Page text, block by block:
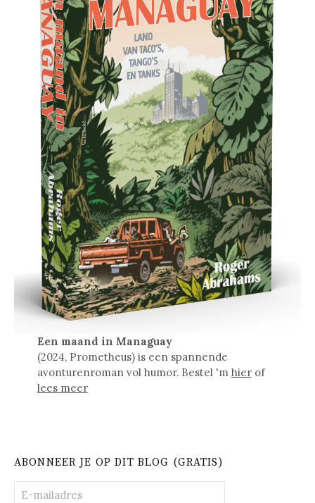
Een maand in Managuay
(2024, Prometheus) is een spannende
avonturenroman vol humor. Bestel 'm hierof
lees meer
ABONNEER JE OP DIT BLOG (GRATIS)